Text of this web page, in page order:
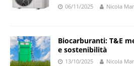
06/11/2025 Nicola
Biocarburanti: T&E
e sostenibilità
13/10/2025 Nicola